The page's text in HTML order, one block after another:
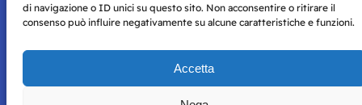
di navigazione o ID unici su questo sito. Non acconsentire o ritirare il
consenso può influire negativamente su alcune caratteristiche e funzioni.
Accetta
Napoli con autorizzazione numero 38 del 25/9/2019.
Tutte le immagini e i contenuti su questo sito sono forniti